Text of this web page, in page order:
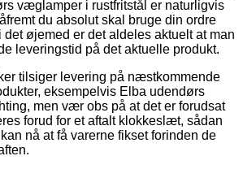
væglamper i rustfritstål er naturligvis
du absolut skal bruge din ordre
det øjemed er det aldeles aktuelt at man
leveringstid på det aktuelle produkt.
tilsiger levering på næstkommende
eksempelvis Elba udendørs
men vær obs på at det er forudsat
forud for et aftalt klokkeslæt, sådan
nå at få varerne fikset forinden de